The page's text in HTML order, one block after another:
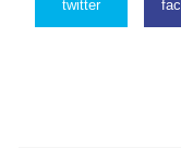
twitter